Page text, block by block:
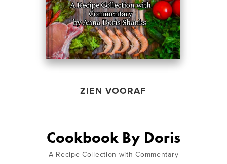
ZIEN VOORAF
Cookbook By Doris
A Recipe Collection with Commentary